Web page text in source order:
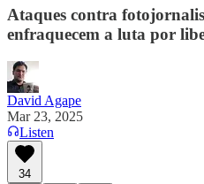
Ataques contra
enfraquecem a luta por
David Agape
Mar 23, 2025
Listen
34